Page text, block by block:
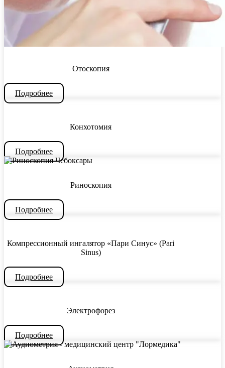
Отоскопия
Подробнее
Конхотомия
Подробнее
Риноскопия
Подробнее
Компрессионный ингалятор «Пари Синус» (Pari
Sinus)
Подробнее
Электрофорез
Подробнее